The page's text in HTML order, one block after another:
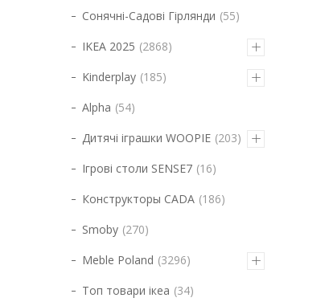
Сонячні-Садові Гірлянди 55
IKEA 2025 2868
Kinderplay 185
Alpha 54
Дитячі іграшки WOOPIE 203
Ігрові столи SENSE7 16
Конструкторы CADA 186
Smoby 270
Meble Poland 3296
Топ товари ікеа 34